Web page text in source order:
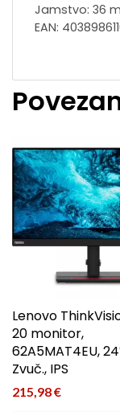
Jamstvo: 36
EAN:
Lenovo
20 monitor,
62A5MAT4EU,
Zvuč., IPS
215,98€